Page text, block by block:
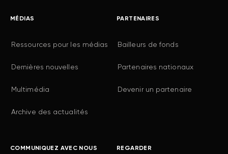
MÉDIAS
Ressources pour les médias
Dernières nouvelles
Multimédia
Archive des actualités
PARTENAIRES
Bailleurs de fonds
Partenaires nationaux
Devenir un partenaire
COMMUNIQUEZ AVEC NOUS REGARDER